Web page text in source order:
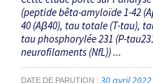
(peptide bêta-­amyloïde 1-42
40 (Aβ40), tau totale (T-tau),
tau phosphorylée 231 (P-
neurofilaments (NfL)) ...
DATE DE PARUTION